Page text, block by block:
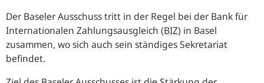
Der Baseler Ausschuss tritt in der Regel bei der Bank für
Internationalen Zahlungsausgleich (BIZ) in Basel
zusammen, wo sich auch sein ständiges Sekretariat
befindet.